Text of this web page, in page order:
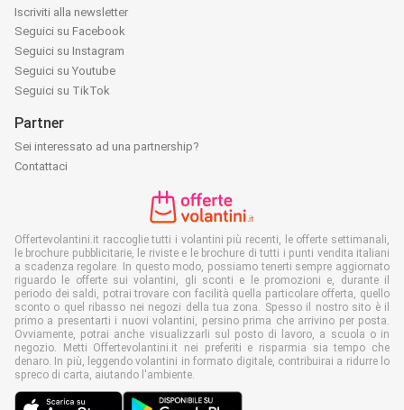
Iscriviti alla newsletter
Seguici su Facebook
Seguici su Instagram
Seguici su Youtube
Seguici su TikTok
Partner
Sei interessato ad una partnership?
Contattaci
Offertevolantini.it raccoglie tutti i volantini più recenti, le offerte settimanali,
le brochure pubblicitarie, le riviste e le brochure di tutti i punti vendita italiani
a scadenza regolare. In questo modo, possiamo tenerti sempre aggiornato
riguardo le offerte sui volantini, gli sconti e le promozioni e, durante il
periodo dei saldi, potrai trovare con facilità quella particolare offerta, quello
sconto o quel ribasso nei negozi della tua zona. Spesso il nostro sito è il
primo a presentarti i nuovi volantini, persino prima che arrivino per posta.
Ovviamente, potrai anche visualizzarli sul posto di lavoro, a scuola o in
negozio. Metti Offertevolantini.it nei preferiti e risparmia sia tempo che
denaro. In più, leggendo volantini in formato digitale, contribuirai a ridurre lo
spreco di carta, aiutando l'ambiente.